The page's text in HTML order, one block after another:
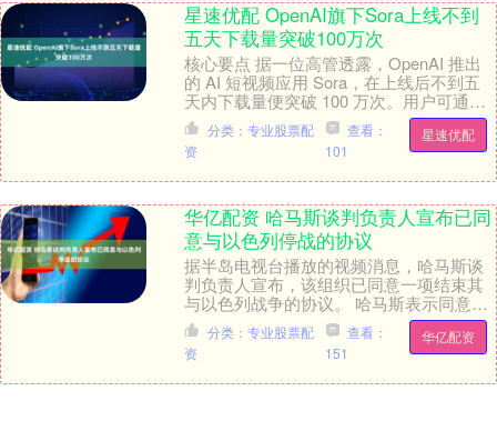
星速优配 OpenAI旗下Sora上线不到
五天下载量突破100万次
核心要点 据一位高管透露，OpenAI 推出
的 AI 短视频应用 Sora，在上线后不到五
天内下载量便突破 100 万次。用户可通过
输入文本提示词，免费使用 S....
星速优配
分类：专业股票配
资
查看：
101
华亿配资 哈马斯谈判负责人宣布已同
意与以色列停战的协议
据半岛电视台播放的视频消息，哈马斯谈
判负责人宣布，该组织已同意一项结束其
与以色列战争的协议。 哈马斯表示同意开
放拉法口岸，以便援助物资进入。 该组织
还同意换俘，....
华亿配资
分类：专业股票配
资
查看：
151